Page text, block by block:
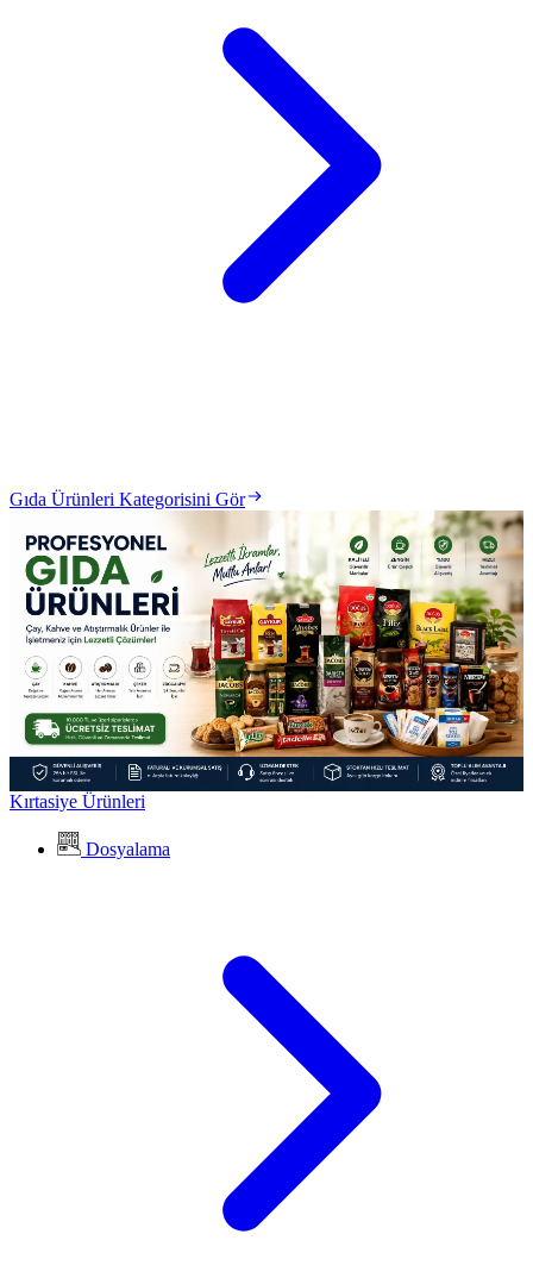
Gıda Ürünleri Kategorisini Gör
Kırtasiye Ürünleri
Dosyalama